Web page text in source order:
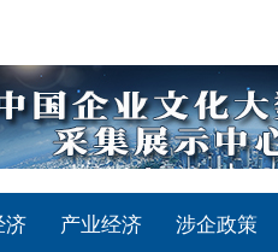
济 产业经济 涉企政策